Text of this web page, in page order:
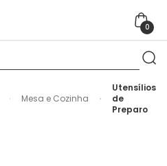
0
Mesa e Cozinha
Utensílios
de
Preparo